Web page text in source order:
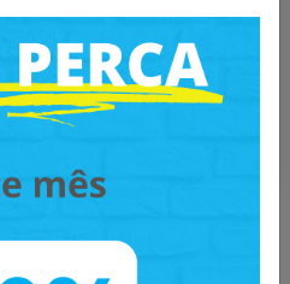
o produto :
pode gostar